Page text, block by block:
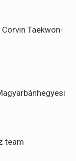
Taekwon-
team